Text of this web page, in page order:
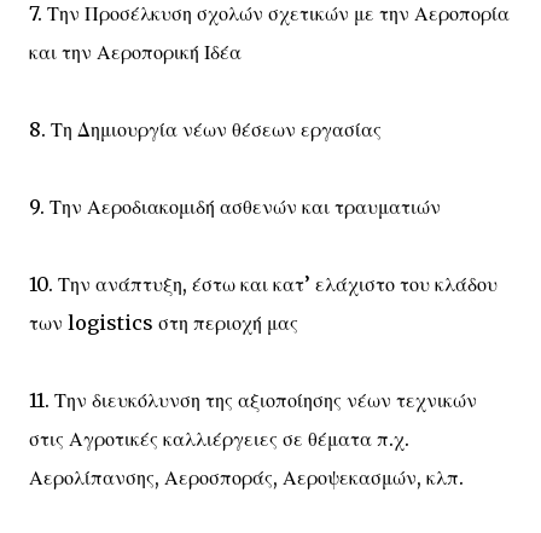
7. Την Προσέλκυση σχολών σχετικών με την Αεροπορία
και την Αεροπορική Ιδέα
8. Τη Δημιουργία νέων θέσεων εργασίας
9. Την Αεροδιακομιδή ασθενών και τραυματιών
10. Την ανάπτυξη, έστω και κατ’ ελάχιστο του κλάδου
των logistics στη περιοχή μας
11. Την διευκόλυνση της αξιοποίησης νέων τεχνικών
στις Αγροτικές καλλιέργειες σε θέματα π.χ.
Αερολίπανσης, Αεροσποράς, Αεροψεκασμών, κλπ.